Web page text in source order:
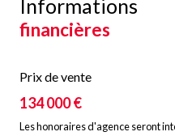
Informations
financières
Prix de vente
134 000 €
Les honoraires d'agence seront